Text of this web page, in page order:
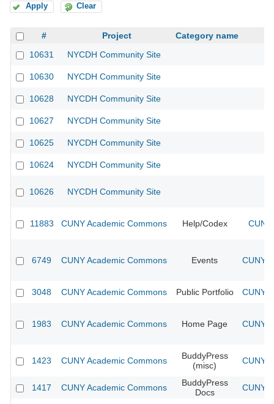
Apply Clear
# Project
Category name
10631
NYCDH Community Site
10630 NYCDH Community Site
10628 NYCDH Community Site
10627 NYCDH Community Site
10625 NYCDH Community Site
10624 NYCDH Community Site
10626 NYCDH Community Site
11883 CUNY Academic Commons Help/Codex
6749 CUNY Academic Commons Events CUNY
3048 CUNY Academic Commons Public Portfolio CUNY
1983 CUNY Academic Commons Home Page CUNY
1423 CUNY Academic Commons
BuddyPress
(misc)
CUNY
1417 CUNY Academic Commons
BuddyPress
Docs
CUNY